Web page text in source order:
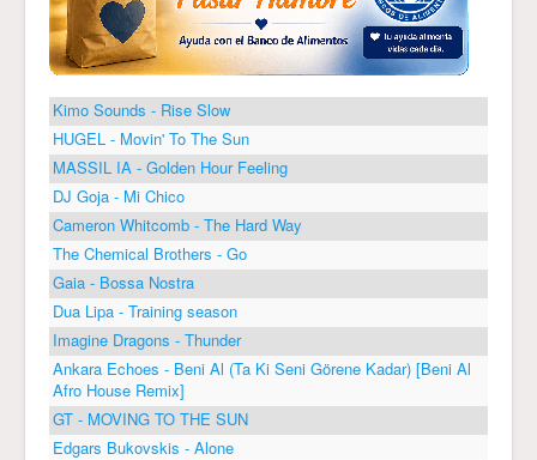
Kimo Sounds - Rise Slow
HUGEL - Movin' To The Sun
MASSIL IA - Golden Hour Feeling
DJ Goja - Mi Chico
Cameron Whitcomb - The Hard Way
The Chemical Brothers - Go
Gaia - Bossa Nostra
Dua Lipa - Training season
Imagine Dragons - Thunder
Ankara Echoes - Beni Al (Ta Ki Seni Görene Kadar) [Beni Al
Afro House Remix]
GT - MOVING TO THE SUN
Edgars Bukovskis - Alone